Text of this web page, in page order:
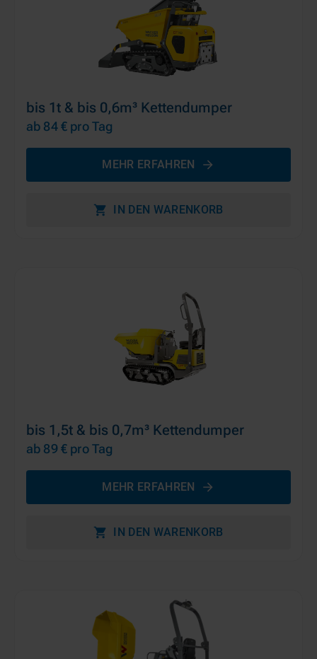
bis 1t & bis 0,6m³ Kettendumper
ab 84 € pro Tag
MEHR ERFAHREN
IN DEN WARENKORB
bis 1,5t & bis 0,7m³ Kettendumper
ab 89 € pro Tag
MEHR ERFAHREN
IN DEN WARENKORB